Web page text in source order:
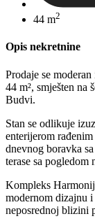
44 m2
Opis nekretnine
Prodaje se
44 m², smješten na
Budvi.
Stan se odlikuje
enterijerom
dnevnog boravka
terase sa pogledom
Kompleks
modernom dizajnu
neposrednoj blizini